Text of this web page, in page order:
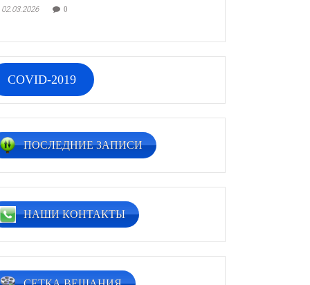
02.03.2026 0
COVID-2019
ПОСЛЕДНИЕ ЗАПИСИ
НАШИ КОНТАКТЫ